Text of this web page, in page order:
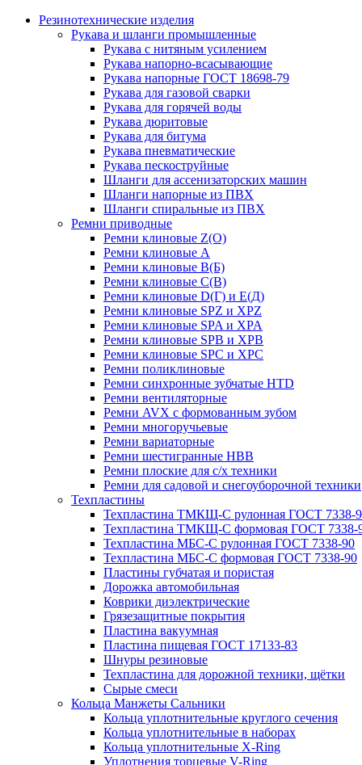
Резинотехнические изделия
Рукава и шланги промышленные
Рукава с нитяным усилением
Рукава напорно-всасывающие
Рукава напорные ГОСТ 18698-79
Рукава для газовой сварки
Рукава для горячей воды
Рукава дюритовые
Рукава для битума
Рукава пневматические
Рукава пескоструйные
Шланги для ассенизаторских машин
Шланги напорные из ПВХ
Шланги спиральные из ПВХ
Ремни приводные
Ремни клиновые Z(О)
Ремни клиновые А
Ремни клиновые В(Б)
Ремни клиновые С(В)
Ремни клиновые D(Г) и Е(Д)
Ремни клиновые SPZ и XPZ
Ремни клиновые SPA и XPA
Ремни клиновые SPB и XPB
Ремни клиновые SPC и XPC
Ремни поликлиновые
Ремни синхронные зубчатые HTD
Ремни вентиляторные
Ремни AVX с формованным зубом
Ремни многоручьевые
Ремни вариаторные
Ремни шестигранные HBB
Ремни плоские для с/х техники
Ремни для садовой и снегоуборочной техники
Техпластины
Техпластина ТМКЩ-С рулонная ГОСТ 7338-
Техпластина ТМКЩ-С формовая ГОСТ 7338-
Техпластина МБС-С рулонная ГОСТ 7338-90
Техпластина МБС-С формовая ГОСТ 7338-90
Пластины губчатая и пористая
Дорожка автомобильная
Коврики диэлектрические
Грязезащитные покрытия
Пластина вакуумная
Пластина пищевая ГОСТ 17133-83
Шнуры резиновые
Техпластина для дорожной техники, щётки
Сырые смеси
Кольца Манжеты Сальники
Кольца уплотнительные круглого сечения
Кольца уплотнительные в наборах
Кольца уплотнительные Х-Ring
Уплотнения торцевые V-Ring